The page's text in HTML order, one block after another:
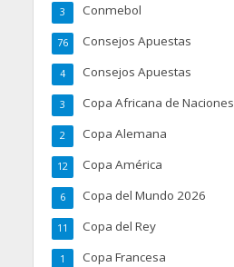
Conmebol
3
Consejos Apuestas
76
Consejos Apuestas
4
Copa Africana de Naciones
3
Copa Alemana
2
Copa América
12
Copa del Mundo 2026
6
Copa del Rey
11
Copa Francesa
1